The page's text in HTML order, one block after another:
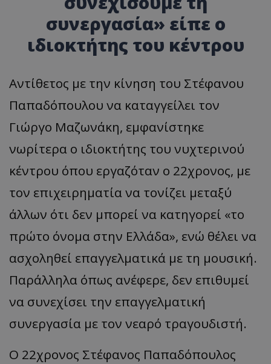
συνεργασία» είπε ο
ιδιοκτήτης του κέντρου
Αντίθετος με την κίνηση του Στέφανου
Παπαδόπουλου να καταγγείλει τον
Γιώργο Μαζωνάκη, εμφανίστηκε
νωρίτερα ο ιδιοκτήτης του νυχτερινού
κέντρου όπου εργαζόταν ο 22χρονος, με
τον επιχειρηματία να τονίζει μεταξύ
άλλων ότι δεν μπορεί να κατηγορεί «το
πρώτο όνομα στην Ελλάδα», ενώ θέλει να
ασχοληθεί επαγγελματικά με τη μουσική.
Παράλληλα όπως ανέφερε, δεν επιθυμεί
να συνεχίσει την επαγγελματική
συνεργασία με τον νεαρό τραγουδιστή.
Ο 22χρονος Στέφανος Παπαδόπουλος